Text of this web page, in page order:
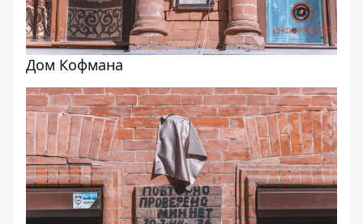
Дом Кофмана